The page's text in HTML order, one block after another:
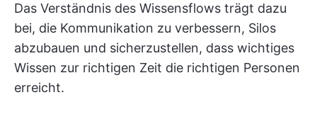
Das Verständnis des Wissensflows trägt dazu
bei, die Kommunikation zu verbessern, Silos
abzubauen und sicherzustellen, dass wichtiges
Wissen zur richtigen Zeit die richtigen Personen
erreicht.